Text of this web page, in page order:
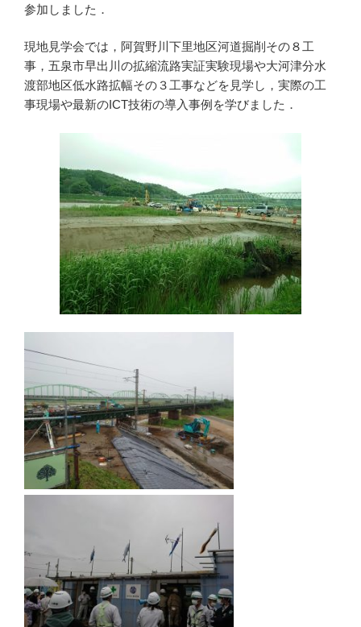
参加しました．
現地見学会では，阿賀野川下里地区河道掘削その８工
事，五泉市早出川の拡縮流路実証実験現場や大河津分水
渡部地区低水路拡幅その３工事などを見学し，実際の工
事現場や最新のICT技術の導入事例を学びました．